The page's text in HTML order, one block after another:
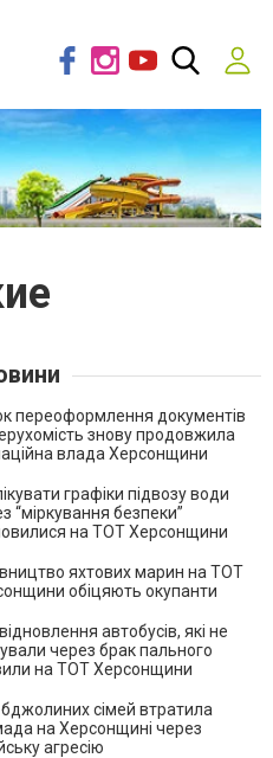
переоформлення документів
знову продовжила
влада Херсонщини
графіки підвозу води
“міркування безпеки”
на ТОТ Херсонщини
яхтових марин на ТОТ
обіцяють окупанти
автобусів, які не
через брак пального
на ТОТ Херсонщини
сімей втратила
на Херсонщині через
агресію